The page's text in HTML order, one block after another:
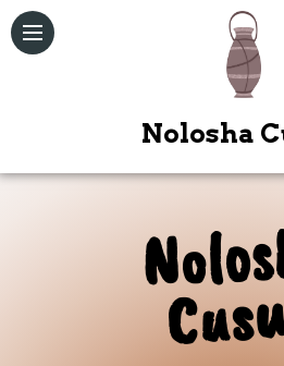
Nolosha